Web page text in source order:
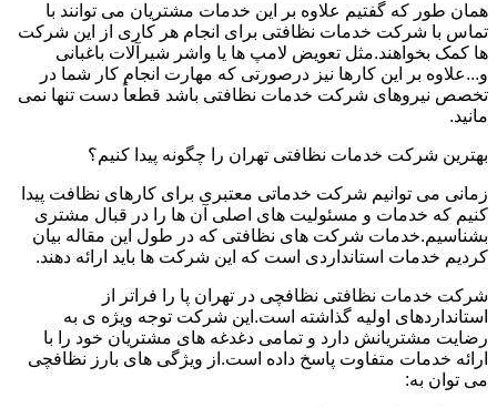
همان طور که گفتیم علاوه بر این خدمات مشتریان می توانند با
تماس با شرکت خدمات نظافتی برای انجام هر کاری از این شرکت
ها کمک بخواهند.مثل تعویض لامپ ها یا واشر شیرآلات باغبانی
و...علاوه بر این کارها نیز درصورتی که مهارت انجام کار شما در
تخصص نیروهای شرکت خدمات نظافتی باشد قطعاً دست تنها نمی
مانید.
بهترین شرکت خدمات نظافتی تهران را چگونه پیدا کنیم؟
زمانی می توانیم شرکت خدماتی معتبری برای کارهای نظافت پیدا
کنیم که خدمات و مسئولیت های اصلی آن ها را در قبال مشتری
بشناسیم.خدمات شرکت های نظافتی که در طول این مقاله بیان
کردیم خدمات استانداردی است که این شرکت ها باید ارائه دهند.
شرکت خدمات نظافتی نظافچی در تهران پا را فراتر از
استانداردهای اولیه گذاشته است.این شرکت توجه ویژه ی به
رضایت مشتریانش دارد و تمامی دغدغه های مشتریان خود را با
ارائه خدمات متفاوت پاسخ داده است.از ویژگی های بارز نظافچی
می توان به: